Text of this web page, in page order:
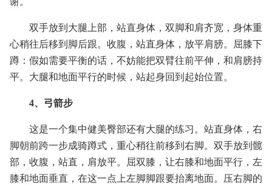
双手放到大腿上部，站直身体，双脚和肩齐宽，身体重
心稍往后移到脚后跟。收腹，站直身体，放平肩膀。屈膝下
蹲：假如需要平衡的话，不妨能把双臂往前平伸，和肩膀持
平。大腿和地面平行的时候，站起身回到起始位置。
4、弓箭步
这是一个集中健美臀部还有大腿的练习。站直身体，右
脚朝前跨一步成骑蹲式，重心稍往前移到右脚。双手放到髋
部，收腹，站直，肩放平。屈双膝，让右膝和地面平行，左
膝和地面垂直，在这一点上左脚脚跟要抬离地面。压右脚的